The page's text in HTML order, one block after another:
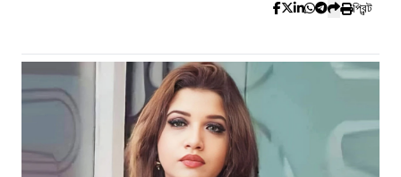
প্রিন্ট